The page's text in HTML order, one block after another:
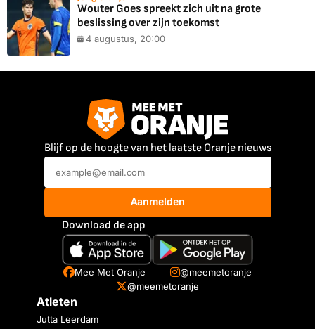
Wouter Goes spreekt zich uit na grote
beslissing over zijn toekomst
4 augustus, 20:00
Blijf op de hoogte van het laatste Oranje nieuws
Aanmelden
Download de app
Mee Met Oranje
@meemetoranje
@meemetoranje
Atleten
Jutta Leerdam